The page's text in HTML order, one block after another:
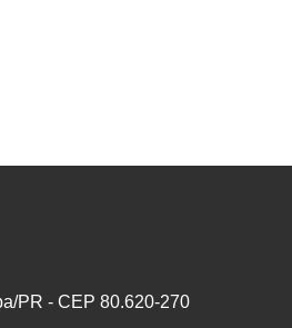
PR - CEP 80.620-270